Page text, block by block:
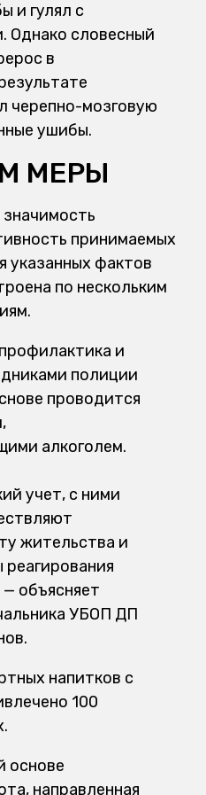
и гулял с
Однако словесный
в
черепно-мозговую
ушибы.
МЕРЫ
принимаемых
указанных фактов
по нескольким
и
полиции
проводится
алкоголем.
учет, с ними
жительства и
объясняет
УБОП ДП
напитков с
100
основе
направленная